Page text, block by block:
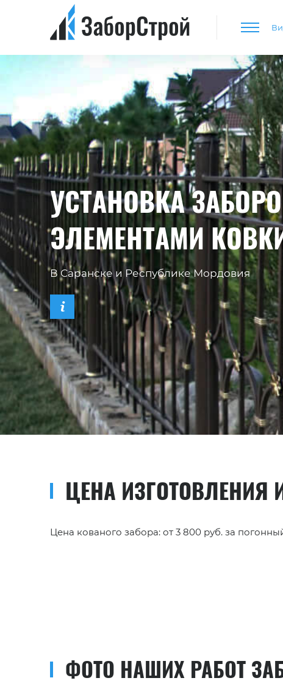
УСТАНОВКА
ЭЛЕМЕНТАМИ
В Саранске и Республике Мордовия
ЦЕНА ИЗГОТОВЛЕНИЯ
Цена кованого забора: от 3 800 руб. за
ФОТО НАШИХ РАБОТ